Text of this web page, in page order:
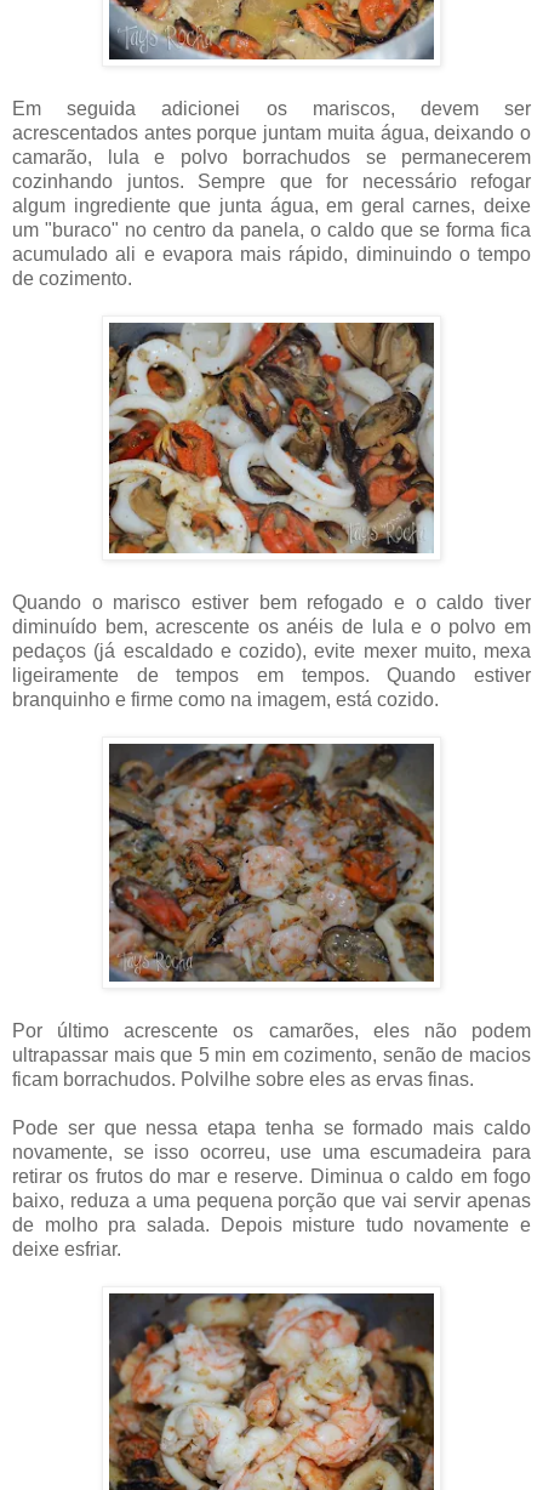
Em seguida adicionei os mariscos, devem ser
acrescentados antes porque juntam muita água, deixando o
camarão, lula e polvo borrachudos se permanecerem
cozinhando juntos. Sempre que for necessário refogar
algum ingrediente que junta água, em geral carnes, deixe
um "buraco" no centro da panela, o caldo que se forma fica
acumulado ali e evapora mais rápido, diminuindo o tempo
de cozimento.
Quando o marisco estiver bem refogado e o caldo tiver
diminuído bem, acrescente os anéis de lula e o polvo em
pedaços (já escaldado e cozido), evite mexer muito, mexa
ligeiramente de tempos em tempos. Quando estiver
branquinho e firme como na imagem, está cozido.
Por último acrescente os camarões, eles não podem
ultrapassar mais que 5 min em cozimento, senão de macios
ficam borrachudos. Polvilhe sobre eles as ervas finas.
Pode ser que nessa etapa tenha se formado mais caldo
novamente, se isso ocorreu, use uma escumadeira para
retirar os frutos do mar e reserve. Diminua o caldo em fogo
baixo, reduza a uma pequena porção que vai servir apenas
de molho pra salada. Depois misture tudo novamente e
deixe esfriar.